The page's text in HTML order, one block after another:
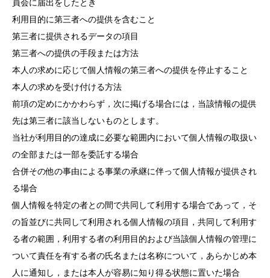
員会に届出をしたとき
利用目的に第三者への提供を含むこと
第三者に提供されるデータの項目
第三者への提供の手段または方法
本人の求めに応じて個人情報の第三者への提供を停止すること
本人の求めを受け付ける方法
前項の定めにかかわらず，次に掲げる場合には，当該情報の提供
先は第三者に該当しないものとします。
当社が利用目的の達成に必要な範囲内において個人情報の取扱い
の全部または一部を委託する場合
合併その他の事由による事業の承継に伴って個人情報が提供され
る場合
個人情報を特定の者との間で共同して利用する場合であって，そ
の旨並びに共同して利用される個人情報の項目，共同して利用す
る者の範囲，利用する者の利用目的および当該個人情報の管理に
ついて責任を有する者の氏名または名称について，あらかじめ本
人に通知し，または本人が容易に知り得る状態に置いた場合